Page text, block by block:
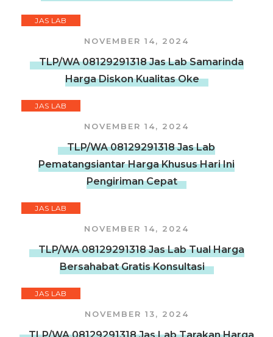
JAS LAB
NOVEMBER 14, 2024
TLP/WA 08129291318 Jas Lab Samarinda
Harga Diskon Kualitas Oke
JAS LAB
NOVEMBER 14, 2024
TLP/WA 08129291318 Jas Lab
Pematangsiantar Harga Khusus Hari Ini
Pengiriman Cepat
JAS LAB
NOVEMBER 14, 2024
TLP/WA 08129291318 Jas Lab Tual Harga
Bersahabat Gratis Konsultasi
JAS LAB
NOVEMBER 13, 2024